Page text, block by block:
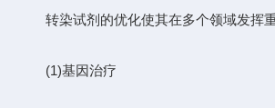
转染试剂的优化使其在多个领域发挥重
(1)基因治疗